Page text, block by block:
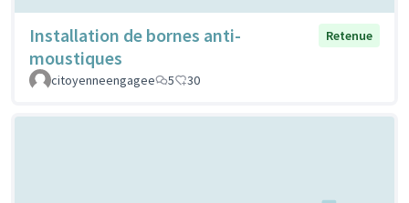
Installation de bornes anti-
moustiques
Retenue
citoyenneengagee 5 30